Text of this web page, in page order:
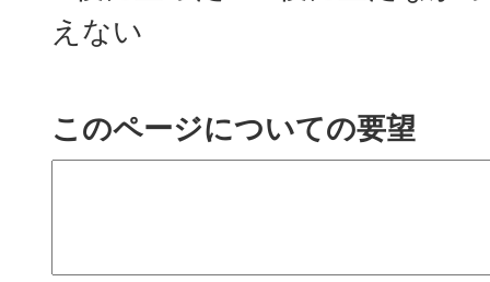
えない
このページについての要望